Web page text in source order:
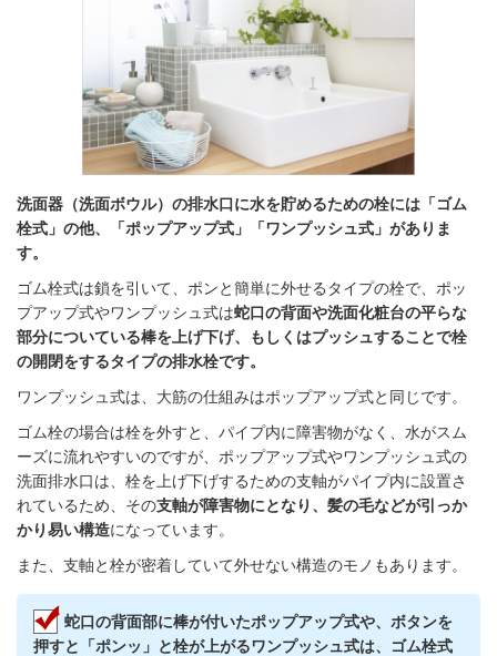
洗面器（洗面ボウル）の排水口に水を貯めるための栓には「ゴム
栓式」の他、「ポップアップ式」「ワンプッシュ式」がありま
す。
ゴム栓式は鎖を引いて、ポンと簡単に外せるタイプの栓で、ポッ
プアップ式やワンプッシュ式は蛇口の背面や洗面化粧台の平らな
部分についている棒を上げ下げ、もしくはプッシュすることで栓
の開閉をするタイプの排水栓です。
ワンプッシュ式は、大筋の仕組みはポップアップ式と同じです。
ゴム栓の場合は栓を外すと、パイプ内に障害物がなく、水がスム
ーズに流れやすいのですが、ポップアップ式やワンプッシュ式の
洗面排水口は、栓を上げ下げするための支軸がパイプ内に設置さ
れているため、 その支軸が障害物にとなり、髪の毛などが引っか
かり易い構造になっています。
また、支軸と栓が密着していて外せない構造のモノもあります。
蛇口の背面部に棒が付いたポップアップ式や、ボタンを
押すと「ポンッ」と栓が上がるワンプッシュ式は、ゴム栓式